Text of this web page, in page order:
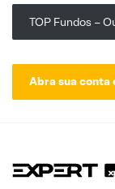
TOP Fundos –
Abra sua conta